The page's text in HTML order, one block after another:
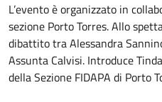
L’evento è organizzato in
sezione Porto Torres. Allo
dibattito tra Alessandra
Assunta Calvisi. Introduce
della Sezione FIDAPA di Porto